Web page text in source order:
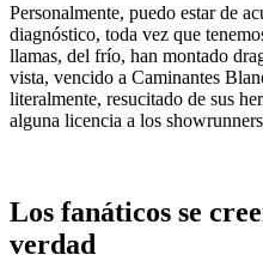
Personalmente, puedo estar de
diagnóstico, toda vez que
llamas, del frío, han montado
vista, vencido a Caminantes
literalmente, resucitado de sus
alguna licencia a los
Los fanáticos se
verdad